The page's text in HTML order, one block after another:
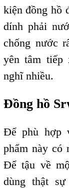
kiện đồng hồ
dính phải
chống nước
yên tâm tiếp
nghĩ nhiều.
Đồng hồ
Để phù hợp
phẩm này có
Để tậu về
dùng thật